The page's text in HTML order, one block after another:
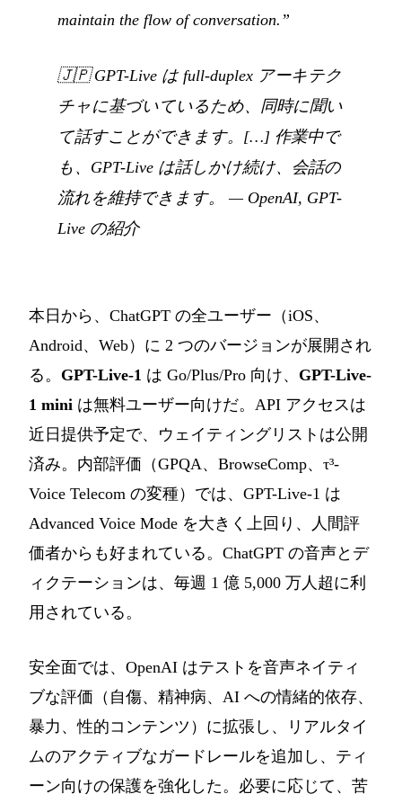
maintain the flow of conversation.”
🇯🇵GPT-Live は full-duplex アーキテク
チャに基づいているため、同時に聞い
て話すことができます。[…] 作業中で
も、GPT-Live は話しかけ続け、会話の
流れを維持できます。
— OpenAI, GPT-
Live の紹介
本日から、ChatGPT の全ユーザー（iOS、
Android、Web）に 2 つのバージョンが展開され
る。 GPT-Live-1 は Go/Plus/Pro 向け、 GPT-Live-
1 mini は無料ユーザー向けだ。API アクセスは
近日提供予定で、ウェイティングリストは公開
済み。内部評価（GPQA、BrowseComp、τ³-
Voice Telecom の変種）では、GPT-Live-1 は
Advanced Voice Mode を大きく上回り、人間評
価者からも好まれている。ChatGPT の音声とデ
ィクテーションは、毎週 1 億 5,000 万人超に利
用されている。
安全面では、OpenAI はテストを音声ネイティ
ブな評価（自傷、精神病、AI への情緒的依存、
暴力、性的コンテンツ）に拡張し、リアルタイ
ムのアクティブなガードレールを追加し、ティ
ーン向けの保護を強化した。必要に応じて、苦